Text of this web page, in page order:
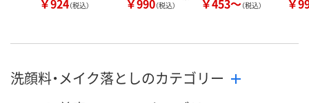
￥924（税込） ￥990（税込） ￥453～（税込） ￥
洗顔料・メイク落としのカテゴリー